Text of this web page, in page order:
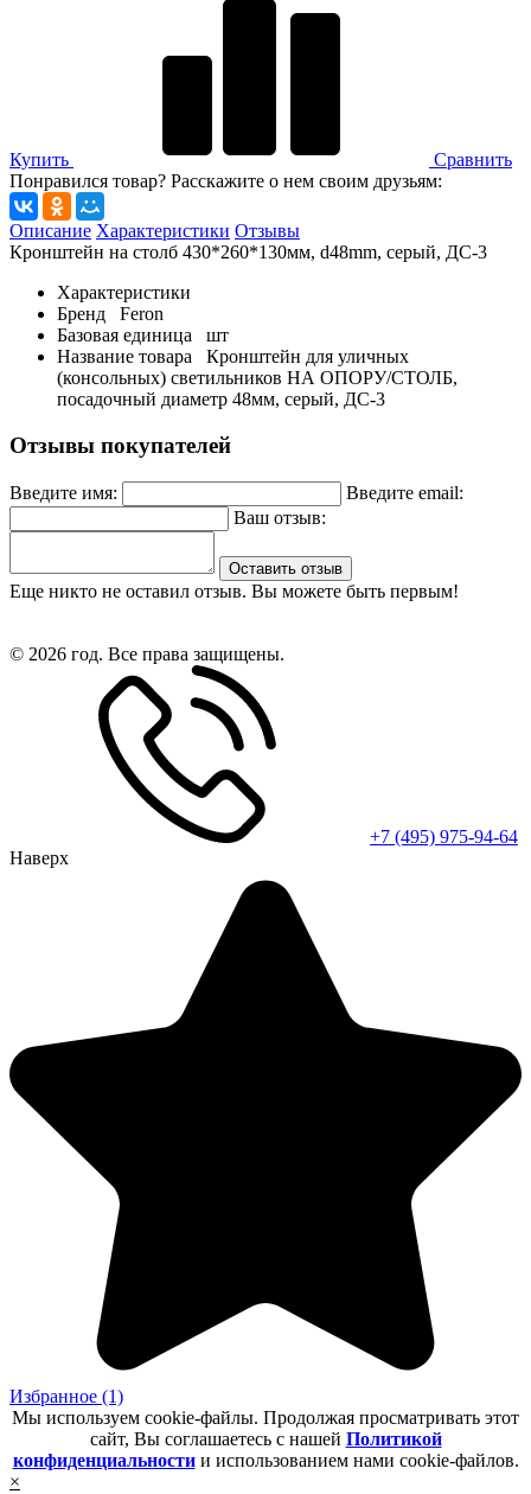
Купить
Сравнить
Понравился товар? Расскажите о нем своим друзьям:
Описание Характеристики Отзывы
Кронштейн на столб 430*260*130мм, d48mm, серый, ДС-3
Характеристики
Бренд
Feron
Базовая единица
шт
Название товара
Кронштейн для уличных
(консольных) светильников НА ОПОРУ/СТОЛБ,
посадочный диаметр 48мм, серый, ДС-3
Отзывы покупателей
Введите имя:
Введите email:
Ваш отзыв:
Оставить отзыв
Еще никто не оставил отзыв. Вы можете быть первым!
© 2026 год. Все права защищены.
+7 (495) 975-94-64
Наверх
Избранное (1)
Мы используем cookie-файлы. Продолжая просматривать этот
сайт, Вы соглашаетесь с нашей Политикой
конфиденциальностии использованием нами cookie-файлов.
×